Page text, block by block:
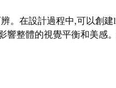
。在設計過程中,可以創建
響整體的視覺平衡和美感